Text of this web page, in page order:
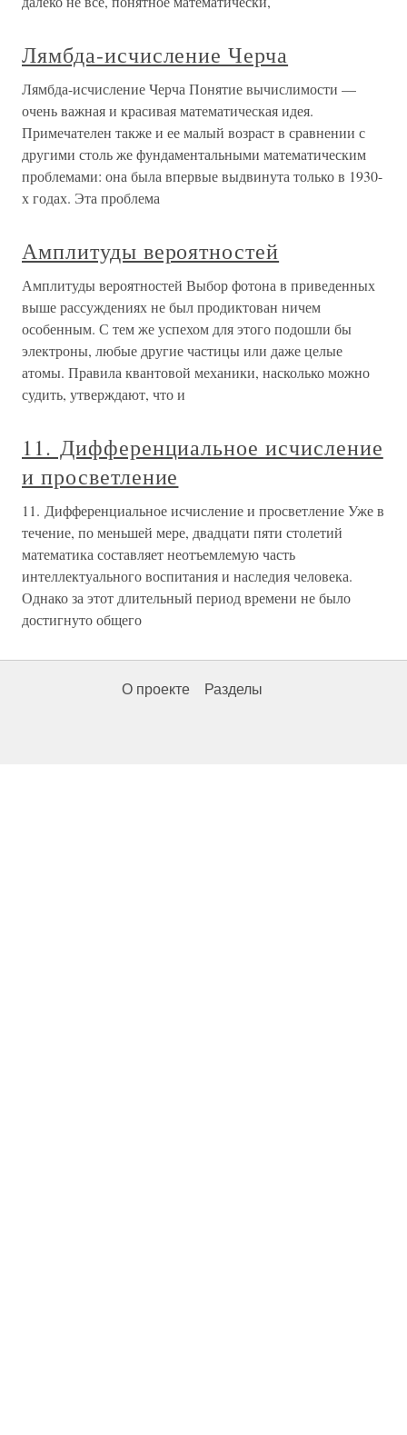
Лямбда-исчисление Черча
Лямбда-исчисление Черча Понятие вычислимости —
очень важная и красивая математическая идея.
Примечателен также и ее малый возраст в сравнении с
другими столь же фундаментальными математическим
проблемами: она была впервые выдвинута только в 1930-
х годах. Эта проблема
Амплитуды вероятностей
Амплитуды вероятностей Выбор фотона в приведенных
выше рассуждениях не был продиктован ничем
особенным. С тем же успехом для этого подошли бы
электроны, любые другие частицы или даже целые
атомы. Правила квантовой механики, насколько можно
судить, утверждают, что и
11. Дифференциальное исчисление
и просветление
11. Дифференциальное исчисление и просветление Уже в
течение, по меньшей мере, двадцати пяти столетий
математика составляет неотъемлемую часть
интеллектуального воспитания и наследия человека.
Однако за этот длительный период времени не было
достигнуто общего
О проекте Разделы